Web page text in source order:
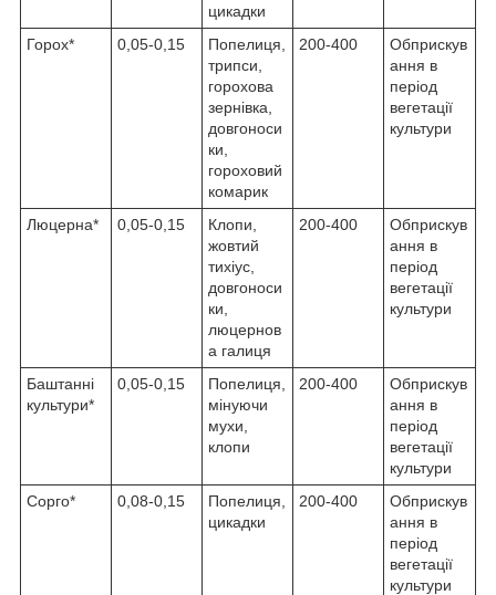
цикадки
Горох*
0,05-0,15
Попелиця,
трипси,
горохова
зернівка,
довгоноси
ки,
гороховий
комарик
200-400
Обприскув
ання в
період
вегетації
культури
Люцерна* 0,05-0,15
Клопи,
жовтий
тихіус,
довгоноси
ки,
люцернов
а галиця
200-400
Обприскув
ання в
період
вегетації
культури
Баштанні
культури*
0,05-0,15
Попелиця,
мінуючи
мухи,
клопи
200-400
Обприскув
ання в
період
вегетації
культури
Сорго*
0,08-0,15
Попелиця,
цикадки
200-400
Обприскув
ання в
період
вегетації
культури